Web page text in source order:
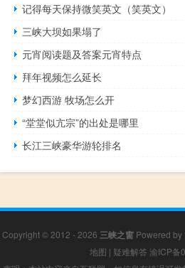
记得每天保持微笑英文（笑英文）
三峡大坝如果塌了
元宵阅读题及答案元宵特点
拜年视频怎么延长
梦幻西游 牧场怎么开
“堂堂似亢宗”的出处是哪里
长江三峡豪华游轮排名
Copyright © 2012 - 2026 三峡之窗 Powered by
地图 | 疑难解答 渝ICP备